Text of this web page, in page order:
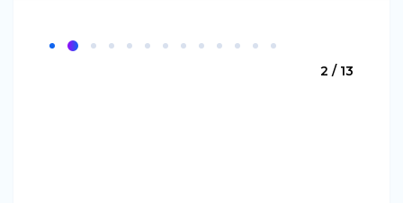
2 / 13